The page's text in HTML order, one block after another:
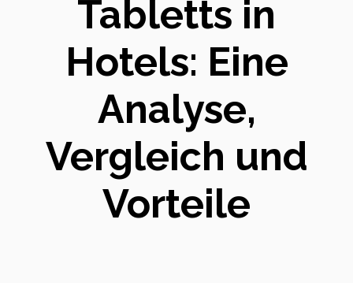
Tabletts in
Hotels: Eine
Analyse,
Vergleich und
Vorteile